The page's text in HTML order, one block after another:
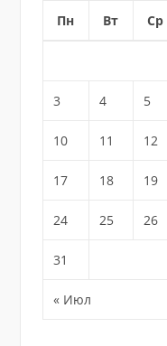
Пн
Вт Ср
« Июл
3 4 5
10 11 12
17 18 19
24 25 26
31